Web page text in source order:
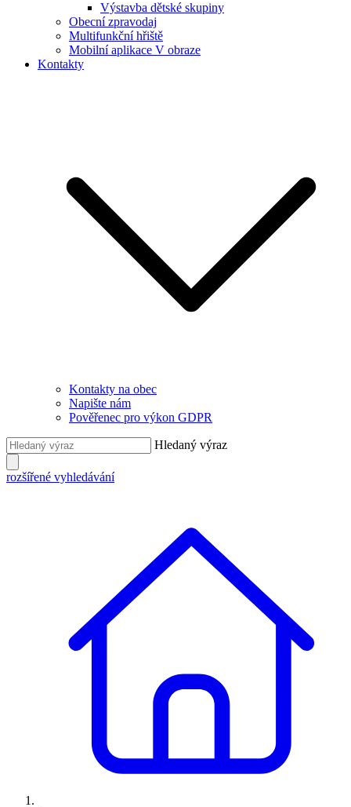
Výstavba dětské skupiny
Obecní zpravodaj
Multifunkční hřiště
Mobilní aplikace V obraze
Kontakty
Kontakty na obec
Napište nám
Pověřenec pro výkon GDPR
Hledaný výraz
rozšířené vyhledávání